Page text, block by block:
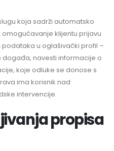
koja sadrži automatsko
klijentu prijavu
u oglašivački profil –
navesti informacije o
koje odluke se donose s
ima korisnik nad
intervencije.
propisa